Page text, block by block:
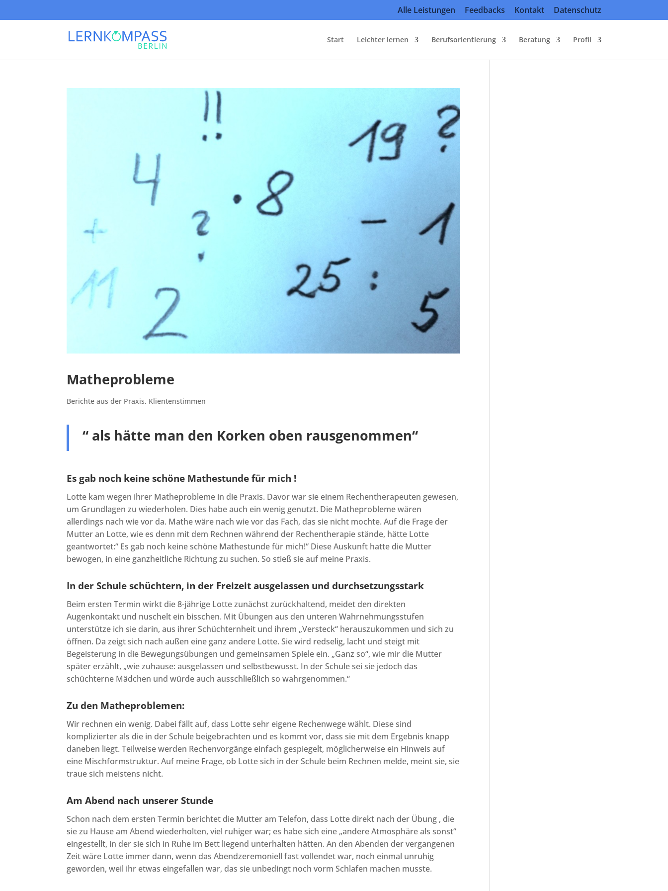
Alle Leistungen Feedbacks Kontakt Datenschutz
Start Leichter lernen Berufsorientierung Beratung Profil
Matheprobleme
Berichte aus der Praxis, Klientenstimmen
“ als hätte man den Korken oben rausgenommen“
Es gab noch keine schöne Mathestunde für mich !
Lotte kam wegen ihrer Matheprobleme in die Praxis. Davor war sie einem Rechentherapeuten gewesen,
um Grundlagen zu wiederholen. Dies habe auch ein wenig genutzt. Die Matheprobleme wären
allerdings nach wie vor da. Mathe wäre nach wie vor das Fach, das sie nicht mochte. Auf die Frage der
Mutter an Lotte, wie es denn mit dem Rechnen während der Rechentherapie stände, hätte Lotte
geantwortet:“ Es gab noch keine schöne Mathestunde für mich!“ Diese Auskunft hatte die Mutter
bewogen, in eine ganzheitliche Richtung zu suchen. So stieß sie auf meine Praxis.
In der Schule schüchtern, in der Freizeit ausgelassen und durchsetzungsstark
Beim ersten Termin wirkt die 8-jährige Lotte zunächst zurückhaltend, meidet den direkten
Augenkontakt und nuschelt ein bisschen. Mit Übungen aus den unteren Wahrnehmungsstufen
unterstütze ich sie darin, aus ihrer Schüchternheit und ihrem „Versteck“ herauszukommen und sich zu
öffnen. Da zeigt sich nach außen eine ganz andere Lotte. Sie wird redselig, lacht und steigt mit
Begeisterung in die Bewegungsübungen und gemeinsamen Spiele ein. „Ganz so“, wie mir die Mutter
später erzählt, „wie zuhause: ausgelassen und selbstbewusst. In der Schule sei sie jedoch das
schüchterne Mädchen und würde auch ausschließlich so wahrgenommen.“
Zu den Matheproblemen:
Wir rechnen ein wenig. Dabei fällt auf, dass Lotte sehr eigene Rechenwege wählt. Diese sind
komplizierter als die in der Schule beigebrachten und es kommt vor, dass sie mit dem Ergebnis knapp
daneben liegt. Teilweise werden Rechenvorgänge einfach gespiegelt, möglicherweise ein Hinweis auf
eine Mischformstruktur. Auf meine Frage, ob Lotte sich in der Schule beim Rechnen melde, meint sie, sie
traue sich meistens nicht.
Am Abend nach unserer Stunde
Schon nach dem ersten Termin berichtet die Mutter am Telefon, dass Lotte direkt nach der Übung , die
sie zu Hause am Abend wiederholten, viel ruhiger war; es habe sich eine „andere Atmosphäre als sonst“
eingestellt, in der sie sich in Ruhe im Bett liegend unterhalten hätten. An den Abenden der vergangenen
Zeit wäre Lotte immer dann, wenn das Abendzeremoniell fast vollendet war, noch einmal unruhig
geworden, weil ihr etwas eingefallen war, das sie unbedingt noch vorm Schlafen machen musste.